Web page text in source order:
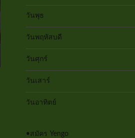
วันพุธ
วันพฤหัสบดี
วันศุกร์
วันเสาร์
วันอาทิตย์
•สมัคร Yengo